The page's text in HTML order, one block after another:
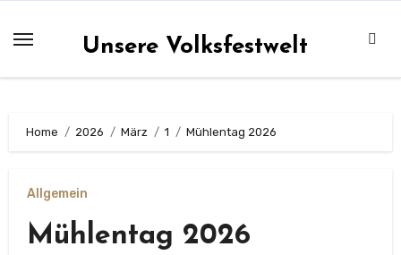
Inhalt
Unsere Volksfestwelt
Home 2026 März 1 Mühlentag 2026
Allgemein
Mühlentag 2026